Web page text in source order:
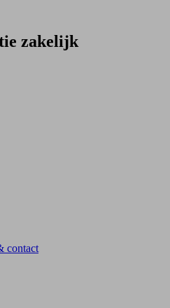
zakelijk
contact